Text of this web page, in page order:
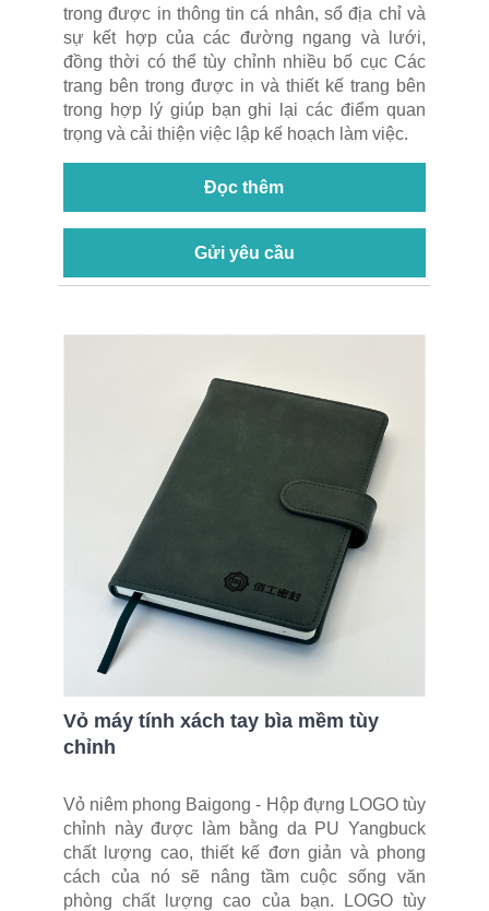
trong được in thông tin cá nhân, sổ địa chỉ và
sự kết hợp của các đường ngang và lưới,
đồng thời có thể tùy chỉnh nhiều bố cục Các
trang bên trong được in và thiết kế trang bên
trong hợp lý giúp bạn ghi lại các điểm quan
trọng và cải thiện việc lập kế hoạch làm việc.
Đọc thêm
Gửi yêu cầu
Vỏ máy tính xách tay bìa mềm tùy
chỉnh
Vỏ niêm phong Baigong - Hộp đựng LOGO tùy
chỉnh này được làm bằng da PU Yangbuck
chất lượng cao, thiết kế đơn giản và phong
cách của nó sẽ nâng tầm cuộc sống văn
phòng chất lượng cao của bạn. LOGO tùy